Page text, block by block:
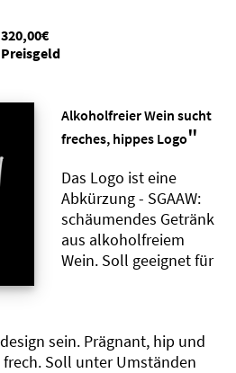
320,00€
Preisgeld
Alkoholfreier Wein sucht
freches, hippes Logo"
Das Logo ist eine
Abkürzung - SGAAW:
schäumendes Getränk
aus alkoholfreiem
Wein. Soll geeignet für
sein. Prägnant, hip und
Soll unter Umständen